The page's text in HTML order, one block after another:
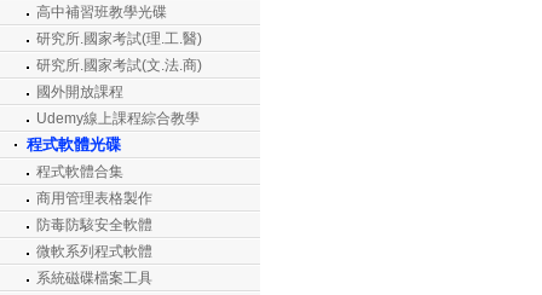
高中補習班教學光碟
研究所.國家考試(理.工.醫)
研究所.國家考試(文.法.商)
國外開放課程
Udemy線上課程綜合教學
程式軟體光碟
程式軟體合集
商用管理表格製作
防毒防駭安全軟體
微軟系列程式軟體
系統磁碟檔案工具